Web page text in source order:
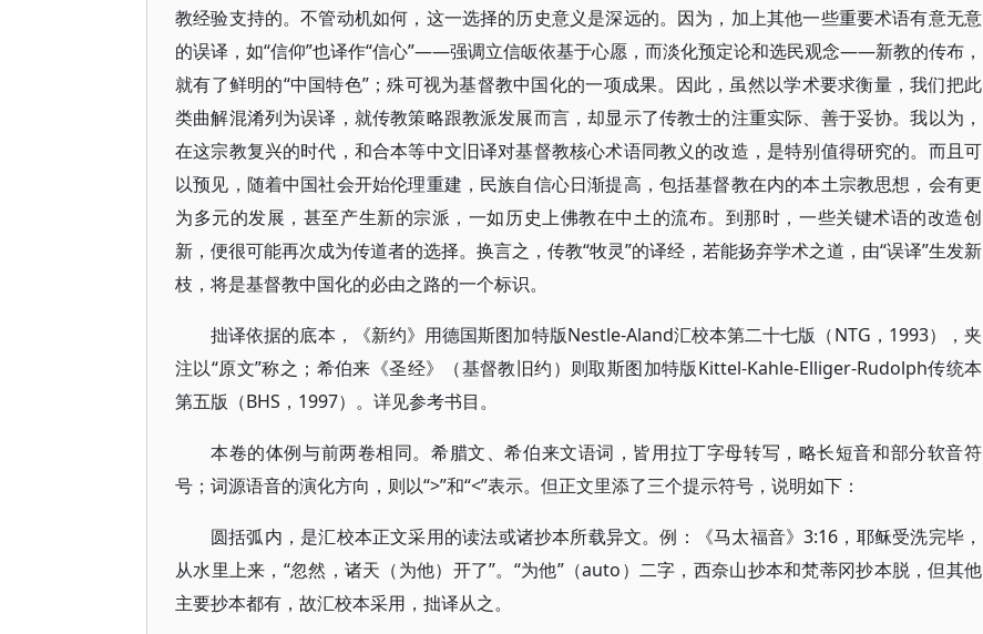
教经验支持的。不管动机如何，这一选择的历史意义是深远的。因为，加上其他一些重要术语有意无意
的误译，如“信仰”也译作“信心”——强调立信皈依基于心愿，而淡化预定论和选民观念——新教的传布，
就有了鲜明的“中国特色”；殊可视为基督教中国化的一项成果。因此，虽然以学术要求衡量，我们把此
类曲解混淆列为误译，就传教策略跟教派发展而言，却显示了传教士的注重实际、善于妥协。我以为，
在这宗教复兴的时代，和合本等中文旧译对基督教核心术语同教义的改造，是特别值得研究的。而且可
以预见，随着中国社会开始伦理重建，民族自信心日渐提高，包括基督教在内的本土宗教思想，会有更
为多元的发展，甚至产生新的宗派，一如历史上佛教在中土的流布。到那时，一些关键术语的改造创
新，便很可能再次成为传道者的选择。换言之，传教“牧灵”的译经，若能扬弃学术之道，由“误译”生发新
枝，将是基督教中国化的必由之路的一个标识。
拙译依据的底本，《新约》用德国斯图加特版Nestle-Aland汇校本第二十七版（NTG，1993），夹
注以“原文”称之；希伯来《圣经》（基督教旧约）则取斯图加特版Kittel-Kahle-Elliger-Rudolph传统本
第五版（BHS，1997）。详见参考书目。
本卷的体例与前两卷相同。希腊文、希伯来文语词，皆用拉丁字母转写，略长短音和部分软音符
号；词源语音的演化方向，则以“>”和“<”表示。但正文里添了三个提示符号，说明如下：
圆括弧内，是汇校本正文采用的读法或诸抄本所载异文。例：《马太福音》3:16，耶稣受洗完毕，
从水里上来，“忽然，诸天（为他）开了”。“为他”（auto）二字，西奈山抄本和梵蒂冈抄本脱，但其他
主要抄本都有，故汇校本采用，拙译从之。